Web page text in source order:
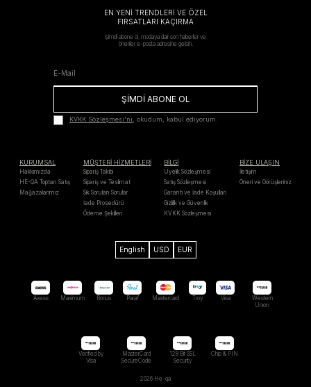
EN YENİ TRENDLERİ VE ÖZEL
FIRSATLARI KAÇIRMA
Şimdi abone ol, modaya dair son haberler ve
öneriler e-posta adresine gelsin.
ŞİMDİ ABONE OL
KVKK Sözleşmesi'ni, okudum, kabul ediyorum.
KURUMSAL
Hakkımızda
HE-QA Toptan Satış
Mağazalarımız
MÜŞTERİ HİZMETLERİ
Sipariş Takibi
Sipariş ve Teslimat
Sık Sorulan Sorular
İade Prosedürü
Ödeme Şekilleri
BİLGİ
Üyelik Sözleşmesi
Satış Sözleşmesi
Garanti ve İade Koşulları
Gizlilik ve Güvenlik
KVKK Sözleşmesi
BİZE ULAŞIN
İletişim
Öneri ve Görüşleriniz
English USD EUR
Axess Maximum Bonus Paraf Mastercard Troy Visa
Western
Unıon
Verified by
Visa
MasterCard
SecureCode
128 Bit SSL
Security
Chip & PIN
2026 He-qa